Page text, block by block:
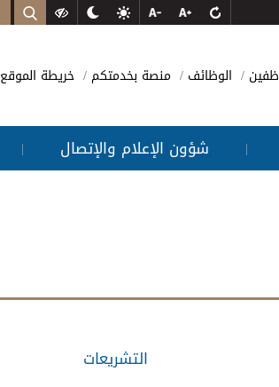
الوظائف منصة بخدمتكم خريطة الموقع
| شؤون الإعلام والإتصال |
التشريعات